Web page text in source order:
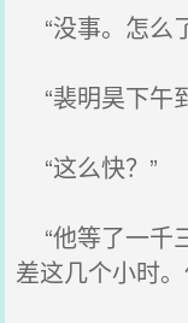
“没事。怎么
“裴明昊下午
“这么快？”
“他等了一千
差这几个小时